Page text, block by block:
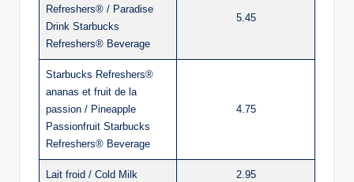
Refreshers® / Paradise
Drink Starbucks
Refreshers® Beverage
5.45
Starbucks Refreshers®
ananas et fruit de la
passion / Pineapple
Passionfruit Starbucks
Refreshers® Beverage
4.75
Lait froid / Cold Milk 2.95